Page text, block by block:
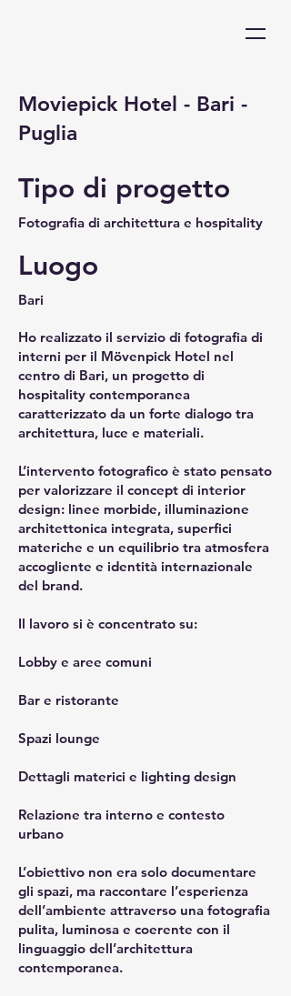
Moviepick Hotel - Bari -
Puglia
Tipo di progetto
Fotografia di architettura e hospitality
Luogo
Bari
Ho realizzato il servizio di fotografia di
interni per il Mövenpick Hotel nel
centro di Bari, un progetto di
hospitality contemporanea
caratterizzato da un forte dialogo tra
architettura, luce e materiali.
L’intervento fotografico è stato pensato
per valorizzare il concept di interior
design: linee morbide, illuminazione
architettonica integrata, superfici
materiche e un equilibrio tra atmosfera
accogliente e identità internazionale
del brand.
Il lavoro si è concentrato su:
Lobby e aree comuni
Bar e ristorante
Spazi lounge
Dettagli materici e lighting design
Relazione tra interno e contesto
urbano
L’obiettivo non era solo documentare
gli spazi, ma raccontare l’esperienza
dell’ambiente attraverso una fotografia
pulita, luminosa e coerente con il
linguaggio dell’architettura
contemporanea.